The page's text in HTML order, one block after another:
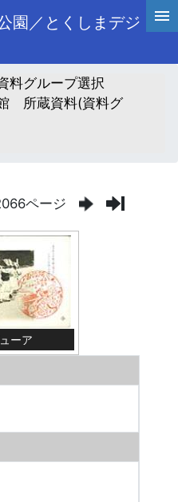
園／とくしまデジ
料グループ選択
所蔵資料(資料グ
ページ
ーア